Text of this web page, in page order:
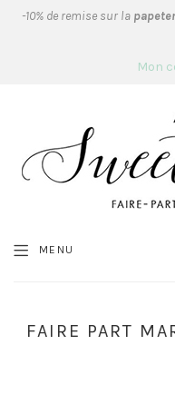
-10% de remise sur la
Mon
MENU
FAIRE PART